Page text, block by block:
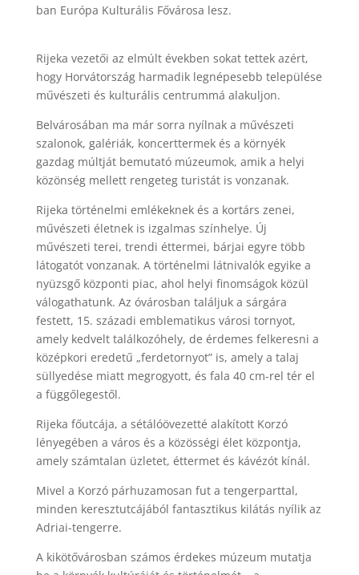
ban Európa Kulturális Fővárosa lesz.
Rijeka vezetői az elmúlt években sokat tettek azért,
hogy Horvátország harmadik legnépesebb települése
művészeti és kulturális centrummá alakuljon.
Belvárosában ma már sorra nyílnak a művészeti
szalonok, galériák, koncerttermek és a környék
gazdag múltját bemutató múzeumok, amik a helyi
közönség mellett rengeteg turistát is vonzanak.
Rijeka történelmi emlékeknek és a kortárs zenei,
művészeti életnek is izgalmas színhelye. Új
művészeti terei, trendi éttermei, bárjai egyre több
látogatót vonzanak. A történelmi látnivalók egyike a
nyüzsgő központi piac, ahol helyi finomságok közül
válogathatunk. Az óvárosban találjuk a sárgára
festett, 15. századi emblematikus városi tornyot,
amely kedvelt találkozóhely, de érdemes felkeresni a
középkori eredetű „ferdetornyot” is, amely a talaj
süllyedése miatt megrogyott, és fala 40 cm-rel tér el
a függőlegestől.
Rijeka főutcája, a sétálóövezetté alakított Korzó
lényegében a város és a közösségi élet központja,
amely számtalan üzletet, éttermet és kávézót kínál.
Mivel a Korzó párhuzamosan fut a tengerparttal,
minden keresztutcájából fantasztikus kilátás nyílik az
Adriai-tengerre.
A kikötővárosban számos érdekes múzeum mutatja